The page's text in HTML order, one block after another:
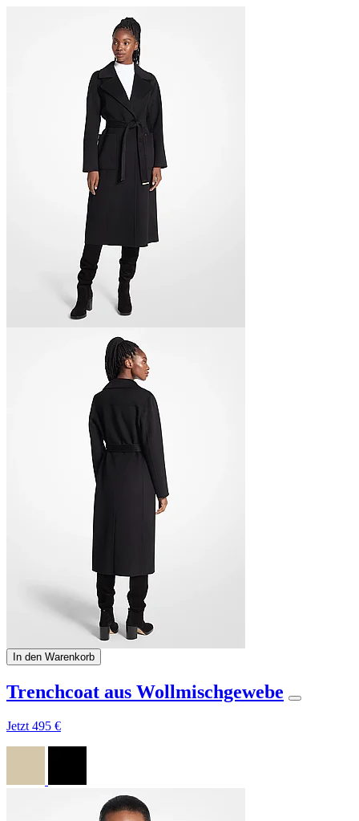
In den Warenkorb
Trenchcoat aus Wollmischgewebe
Jetzt 495 €